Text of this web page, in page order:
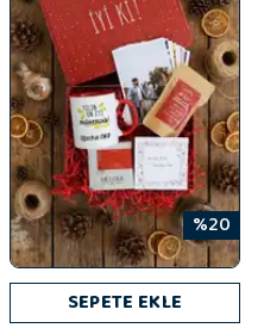
%20
SEPETE EKLE